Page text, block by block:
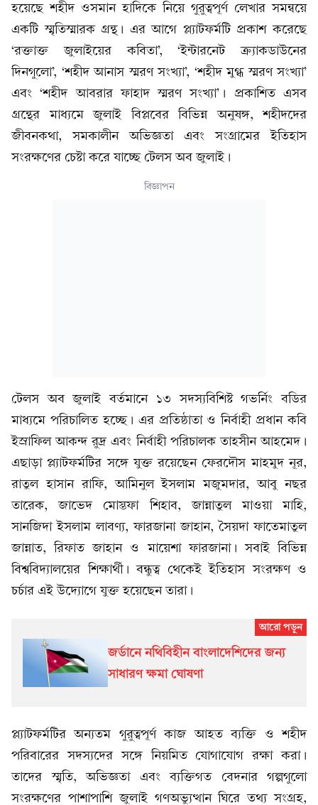
হয়েছে শহীদ ওসমান হাদিকে নিয়ে গুরুত্বপূর্ণ লেখার সমন্বয়ে
একটি স্মৃতিস্মারক গ্রন্থ। এর আগে প্ল্যাটফর্মটি প্রকাশ করেছে
‘রক্তাক্ত জুলাইয়ের কবিতা’, ‘ইন্টারনেট ক্র্যাকডাউনের
দিনগুলো’, ‘শহীদ আনাস স্মরণ সংখ্যা’, ‘শহীদ মুগ্ধ স্মরণ সংখ্যা’
এবং ‘শহীদ আবরার ফাহাদ স্মরণ সংখ্যা’। প্রকাশিত এসব
গ্রন্থের মাধ্যমে জুলাই বিপ্লবের বিভিন্ন অনুষঙ্গ, শহীদদের
জীবনকথা, সমকালীন অভিজ্ঞতা এবং সংগ্রামের ইতিহাস
সংরক্ষণের চেষ্টা করে যাচ্ছে টেলস অব জুলাই।
বিজ্ঞাপন
টেলস অব জুলাই বর্তমানে ১৩ সদস্যবিশিষ্ট গভর্নিং বডির
মাধ্যমে পরিচালিত হচ্ছে। এর প্রতিষ্ঠাতা ও নির্বাহী প্রধান কবি
ইস্রাফিল আকন্দ রুদ্র এবং নির্বাহী পরিচালক তাহসীন আহমেদ।
এছাড়া প্ল্যাটফর্মটির সঙ্গে যুক্ত রয়েছেন ফেরদৌস মাহমুদ নূর,
রাতুল হাসান রাফি, আমিনুল ইসলাম মজুমদার, আবু নছর
তারেক, জাভেদ মোস্তফা শিহাব, জান্নাতুল মাওয়া মাহি,
সানজিদা ইসলাম লাবণ্য, ফারজানা জাহান, সৈয়দা ফাতেমাতুল
জান্নাত, রিফাত জাহান ও মায়েশা ফারজানা। সবাই বিভিন্ন
বিশ্ববিদ্যালয়ের শিক্ষার্থী। বন্ধুত্ব থেকেই ইতিহাস সংরক্ষণ ও
চর্চার এই উদ্যোগে যুক্ত হয়েছেন তারা।
জর্ডানে নথিবিহীন বাংলাদেশিদের জন্য
সাধারণ ক্ষমা ঘোষণা
প্ল্যাটফর্মটির অন্যতম গুরুত্বপূর্ণ কাজ আহত ব্যক্তি ও শহীদ
পরিবারের সদস্যদের সঙ্গে নিয়মিত যোগাযোগ রক্ষা করা।
তাদের স্মৃতি, অভিজ্ঞতা এবং ব্যক্তিগত বেদনার গল্পগুলো
সংরক্ষণের পাশাপাশি জুলাই গণঅভ্যুত্থান ঘিরে তথ্য সংগ্রহ,